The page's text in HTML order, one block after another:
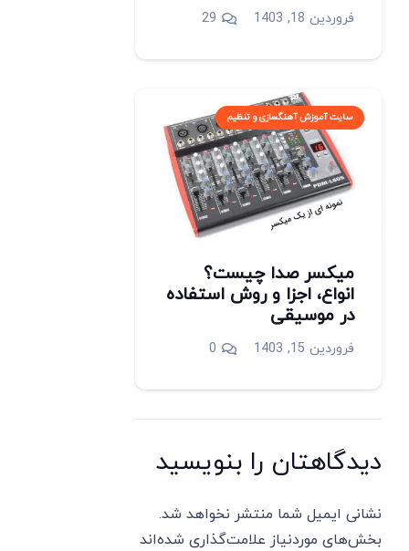
فروردین 18, 1403 29دیدگاه
سایت آموزش آهنگسازی و تنظیم
میکسر صدا چیست؟
انواع، اجزا و روش استفاده
در موسیقی
فروردین 15, 1403 0
دیدگاهتان را بنویسید
نشانی ایمیل شما منتشر نخواهد شد.
بخش‌های موردنیاز علامت‌گذاری شده‌اند